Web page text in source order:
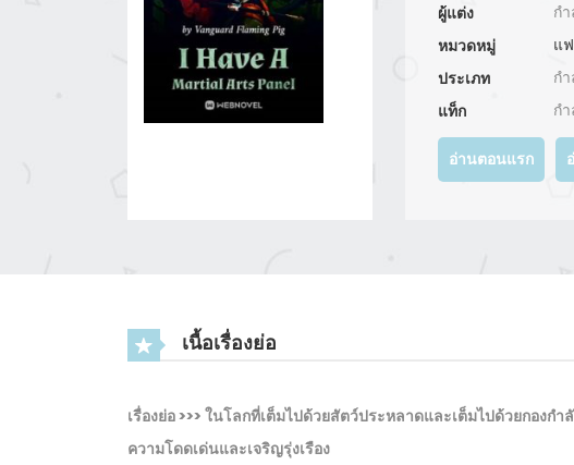
ผู้แต่ง
ก
หมวดหมู่
แ
ประเภท
ก
แท็ก
ก
อ่านตอนแรก
เนื้อเรื่องย่อ
เรื่องย่อ >>> ในโลกที่เต็มไปด้วยสัตว์ประหลาดและเต็มไปด้วยกอง
ความโดดเด่นและเจริญรุ่งเรือง